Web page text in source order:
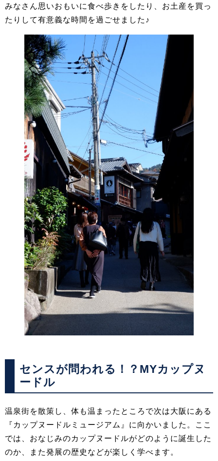
みなさん思いおもいに食べ歩きをしたり、お土産を買っ
たりして有意義な時間を過ごせました♪
センスが問われる！？MYカップヌ
ードル
温泉街を散策し、体も温まったところで次は大阪にある
『カップヌードルミュージアム』に向かいました。ここ
では、おなじみのカップヌードルがどのように誕生した
のか、また発展の歴史などが楽しく学べます。